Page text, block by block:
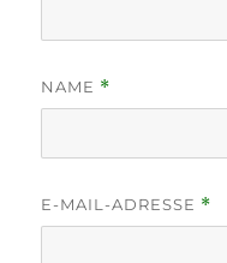
NAME *
E-MAIL-ADRESSE *